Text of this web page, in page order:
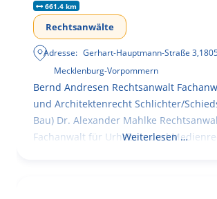
661.4 km
Rechtsanwälte
Adresse: Gerhart-Hauptmann-Straße 3,
Mecklenburg-Vorpommern
Bernd Andresen Rechtsanwalt
und Architektenrecht Schlichter/
Bau) Dr. Alexander Mahlke
Fachanwalt für Urheber- und
Weiterlesen …